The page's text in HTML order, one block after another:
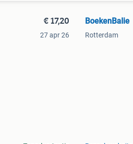
€ 17,20
27 apr 26
BoekenBalie
Rotterdam